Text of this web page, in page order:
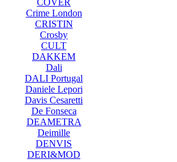
Crime London
CRISTIN
Crosby
CULT
DAKKEM
Dali
DALI Portugal
Daniele Lepori
Davis Cesaretti
De Fonseca
DEAMETRA
Deimille
DENVIS
DERI&MOD